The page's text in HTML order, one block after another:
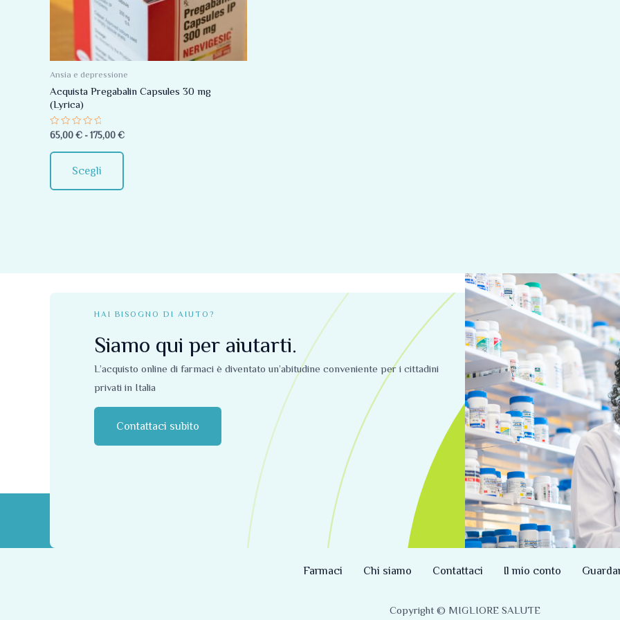
Ansia e depressione
Acquista Pregabalin Capsules 30 mg
(Lyrica)
Valutato
0
su
5
65,00 € - 175,00 €
Scegli
Le
opzioni
essere
scelte
HAI BISOGNO DI AIUTO?
Siamo qui per aiutarti.
L’acquisto online di farmaci è diventato un’abitudine conveniente per i cittadini
privati ​​in Italia
Contattaci subito
Farmaci Chi siamo Contattaci Il mio conto
Copyright © MIGLIORE SALUTE